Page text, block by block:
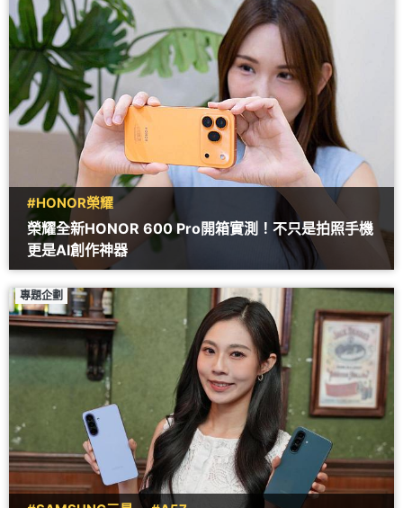
#HONOR榮耀
榮耀全新HONOR 600 Pro開箱實測！不只是拍照手機
更是AI創作神器
專題企劃